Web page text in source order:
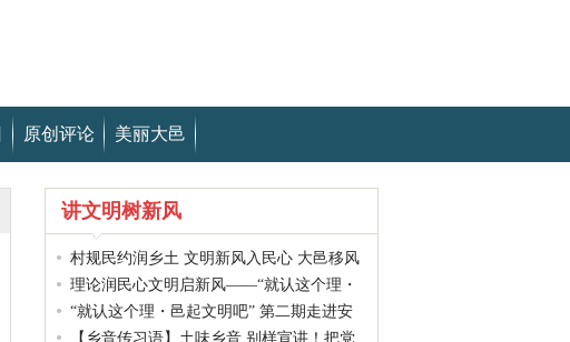
原创评论 美丽大邑
讲文明树新风
村规民约润乡土 文明新风入民心 大邑移风
易俗宣讲走进悦来镇王岗村
理论润民心文明启新风——“就认这个理・
邑起文明吧”宣讲活动走进鹤鸣镇新民村
“就认这个理・邑起文明吧” 第二期走进安
【乡音传习语】土味乡音 别样宣讲！把党